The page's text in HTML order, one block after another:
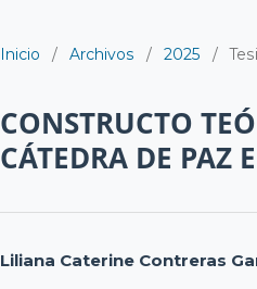
Inicio / Archivos / 2025 /
CONSTRUCTO
CÁTEDRA DE PAZ
Liliana Caterine Contreras